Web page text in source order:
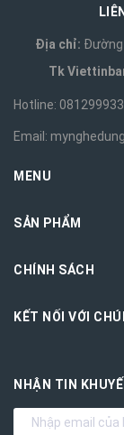
Địa chỉ: Đường
Tk
Hotline:
Email:
MENU
SẢN PHẨM
CHÍNH SÁCH
KẾT NỐI VỚI
NHẬN TIN